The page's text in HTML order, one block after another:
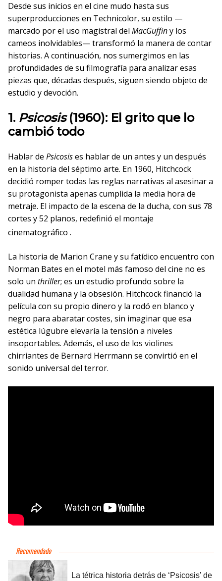
Desde sus inicios en el cine mudo hasta sus
superproducciones en Technicolor, su estilo —
marcado por el uso magistral del MacGuffiny los
cameos inolvidables— transformó la manera de contar
historias. A continuación, nos sumergimos en las
profundidades de su filmografía para analizar esas
piezas que, décadas después, siguen siendo objeto de
estudio y devoción.
1. Psicosis(1960): El grito que lo
cambió todo
Hablar de Psicosises hablar de un antes y un después
en la historia del séptimo arte. En 1960, Hitchcock
decidió romper todas las reglas narrativas al asesinar a
su protagonista apenas cumplida la media hora de
metraje. El impacto de la escena de la ducha, con sus 78
cortes y 52 planos, redefinió el montaje
cinematográfico .
La historia de Marion Crane y su fatídico encuentro con
Norman Bates en el motel más famoso del cine no es
solo un thriller; es un estudio profundo sobre la
dualidad humana y la obsesión. Hitchcock financió la
película con su propio dinero y la rodó en blanco y
negro para abaratar costes, sin imaginar que esa
estética lúgubre elevaría la tensión a niveles
insoportables. Además, el uso de los violines
chirriantes de Bernard Herrmann se convirtió en el
sonido universal del terror.